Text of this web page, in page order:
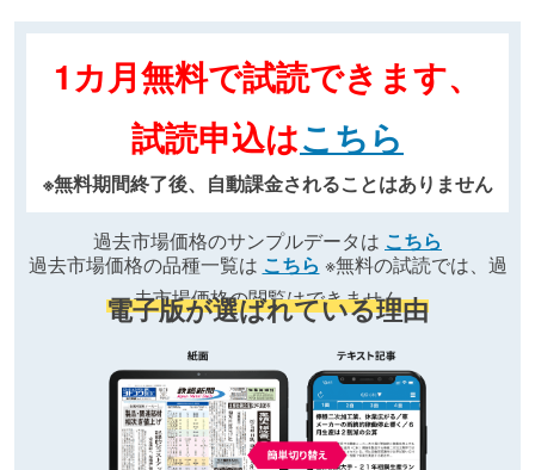
1カ月無料で試読できます、
試読申込はこちら
※無料期間終了後、自動課金されることはありません
過去市場価格のサンプルデータは こちら
過去市場価格の品種一覧は こちら ※無料の試読では、過
去市場価格の閲覧はできません
電子版が選ばれている理由